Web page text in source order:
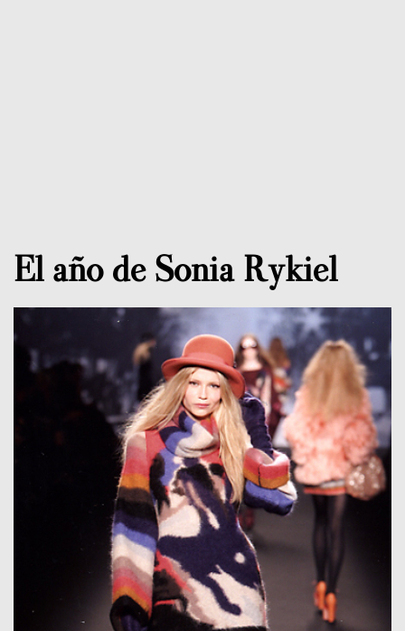
El año de Sonia Rykiel